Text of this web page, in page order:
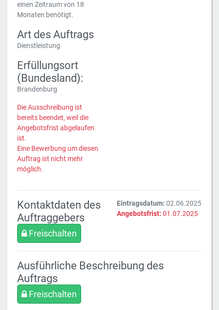
einen Zeitraum von 18
Monaten benötigt.
Art des Auftrags
Dienstleistung
Erfüllungsort
(Bundesland):
Brandenburg
Die Ausschreibung ist
bereits beendet, weil die
Angebotsfrist abgelaufen
ist.
Eine Bewerbung um diesen
Auftrag ist nicht mehr
möglich.
Kontaktdaten des
Auftraggebers
Freischalten
Eintragsdatum: 02.06.2025
Angebotsfrist: 01.07.2025
Ausführliche Beschreibung des
Auftrags
Freischalten